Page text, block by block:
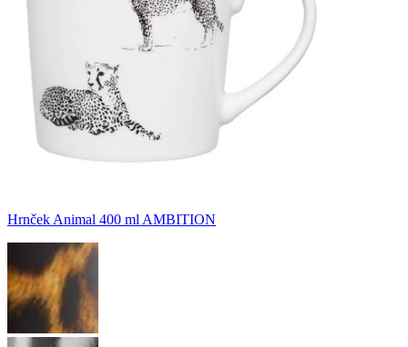
Hrnček Animal 400 ml AMBITION